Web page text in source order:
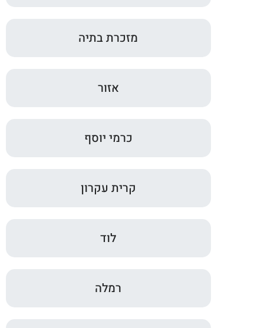
מזכרת בתיה
אזור
כרמי יוסף
קרית עקרון
לוד
רמלה